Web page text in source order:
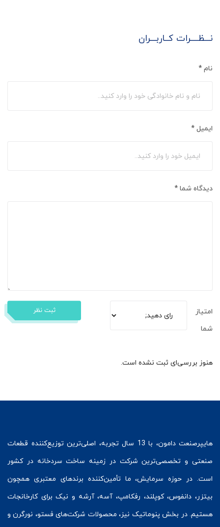
نـــظــــرات کــاربـــران
نام *
ایمیل *
دیدگاه شما *
امتیاز
شما
ثبت نظر
هنوز بررسی‌ای ثبت نشده است.
هایپرصنعت
دامون، با 13 سال تجربه، اصلی‌ترین توزیع‌کننده قطعات
صنعتی و تخصصی‌ترین شرکت در زمینه ساخت سردخانه در کشور
است. در حوزه سرمایش، ما تأمین‌کننده برندهای معتبری همچون
بیتزر، دانفوس،کوپلند، رفکامپ، آسه، آرشه و نیک برای کارخانجات
هستیم. در بخش پنوماتیک نیز، محصولات شرکت‌های فستو، نورگرن و